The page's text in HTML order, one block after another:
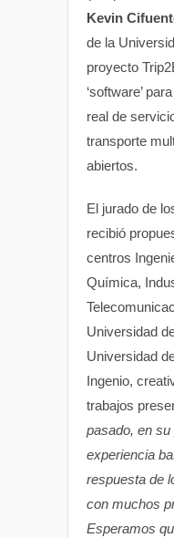
Kevin
de la
proyecto
‘software’
real de
transporte
abiertos.
El jurado de
recibió
centros
Química,
Universidad
Universidad
Ingenio,
trabajos
pasado, en
experiencia
respuesta de
con muchos
Esperamos